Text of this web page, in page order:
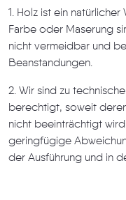
1. Holz ist ein
Farbe oder Maserung
nicht vermeidbar und
Beanstandungen.
2. Wir sind zu
berechtigt, soweit
nicht beeinträchtigt
geringfügige
der Ausführung und in